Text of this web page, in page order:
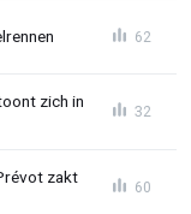
62
zich in
32
zakt
60